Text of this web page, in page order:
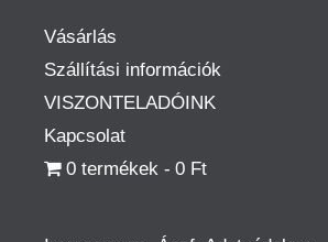
Vásárlás
Szállítási információk
VISZONTELADÓINK
Kapcsolat
0 termékek
0 Ft